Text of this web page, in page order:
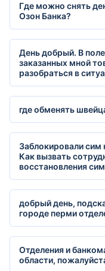
Где можно снять
Озон Банка?
День добрый. В
заказанных мной
разобраться в
где обменять
Заблокировали сим
Как вызвать
восстановления
добрый день,
городе перми
Отделения и
области,